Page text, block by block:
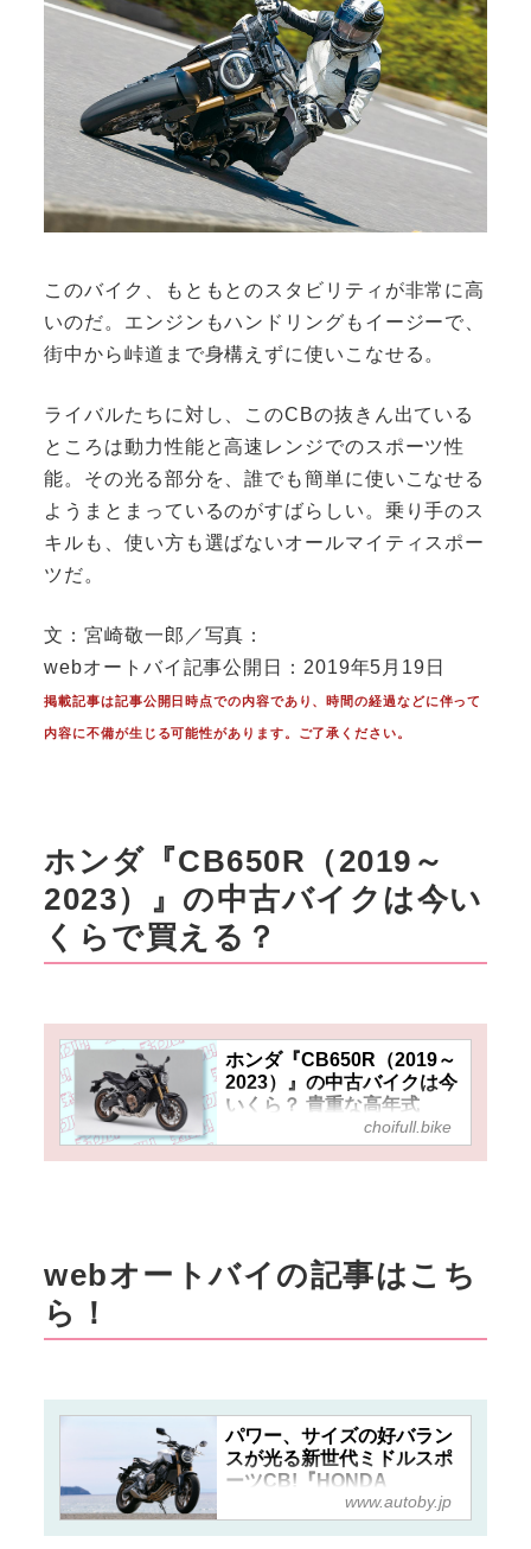
このバイク、もともとのスタビリティが非常に高
いのだ。エンジンもハンドリングもイージーで、
街中から峠道まで身構えずに使いこなせる。
ライバルたちに対し、このCBの抜きん出ている
ところは動力性能と高速レンジでのスポーツ性
能。その光る部分を、誰でも簡単に使いこなせる
ようまとまっているのがすばらしい。乗り手のス
キルも、使い方も選ばないオールマイティスポー
ツだ。
文：宮崎敬一郎／写真：
webオートバイ記事公開日：2019年5月19日
掲載記事は記事公開日時点での内容であり、時間の経過などに伴って
内容に不備が生じる可能性があります。ご了承ください。
ホンダ『CB650R（2019～
2023）』の中古バイクは今い
くらで買える？
ホンダ『CB650R（2019～
2023）』の中古バイクは今
いくら？ 貴重な高年式
650ccの4気筒大型ネイキッ
ドも前モデルならちょっぴ
choifull.bike
webオートバイの記事はこち
ら！
パワー、サイズの好バラン
スが光る新世代ミドルスポ
ーツCB!『HONDA
CB650R』（2019年）
www.autoby.jp